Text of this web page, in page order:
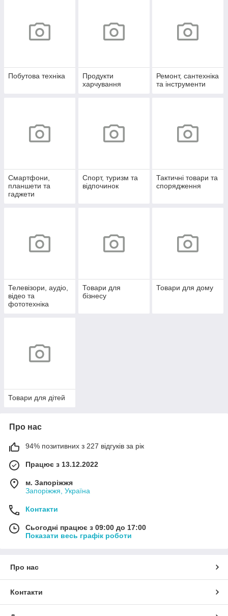
Побутова техніка
Продукти
харчування
Ремонт, сантехніка
та інструменти
Смартфони,
планшети та
гаджети
Спорт, туризм та
відпочинок
Тактичні товари та
спорядження
Телевізори, аудіо,
відео та
фототехніка
Товари для
бізнесу
Товари для дому
Товари для дітей
Про нас
94% позитивних з 227 відгуків за рік
Працює з 13.12.2022
м. Запоріжжя
Запоріжжя, Україна
Контакти
Сьогодні працює з 09:00 до 17:00
Показати весь графік роботи
Про нас
Контакти